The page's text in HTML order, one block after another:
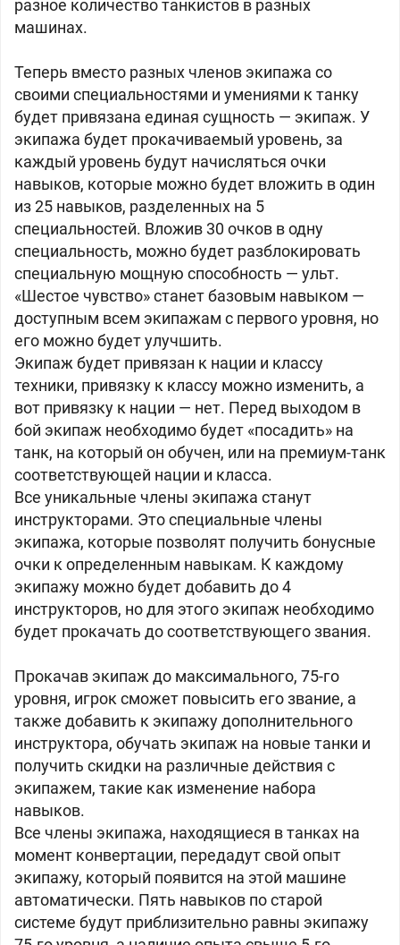
разное количество танкистов в разных
машинах.
Теперь вместо разных членов экипажа со
своими специальностями и умениями к танку
будет привязана единая сущность — экипаж. У
экипажа будет прокачиваемый уровень, за
каждый уровень будут начисляться очки
навыков, которые можно будет вложить в один
из 25 навыков, разделенных на 5
специальностей. Вложив 30 очков в одну
специальность, можно будет разблокировать
специальную мощную способность — ульт.
«Шестое чувство» станет базовым навыком —
доступным всем экипажам с первого уровня, но
его можно будет улучшить.
Экипаж будет привязан к нации и классу
техники, привязку к классу можно изменить, а
вот привязку к нации — нет. Перед выходом в
бой экипаж необходимо будет «посадить» на
танк, на который он обучен, или на премиум-танк
соответствующей нации и класса.
Все уникальные члены экипажа станут
инструкторами. Это специальные члены
экипажа, которые позволят получить бонусные
очки к определенным навыкам. К каждому
экипажу можно будет добавить до 4
инструкторов, но для этого экипаж необходимо
будет прокачать до соответствующего звания.
Прокачав экипаж до максимального, 75-го
уровня, игрок сможет повысить его звание, а
также добавить к экипажу дополнительного
инструктора, обучать экипаж на новые танки и
получить скидки на различные действия с
экипажем, такие как изменение набора
навыков.
Все члены экипажа, находящиеся в танках на
момент конвертации, передадут свой опыт
экипажу, который появится на этой машине
автоматически. Пять навыков по старой
системе будут приблизительно равны экипажу